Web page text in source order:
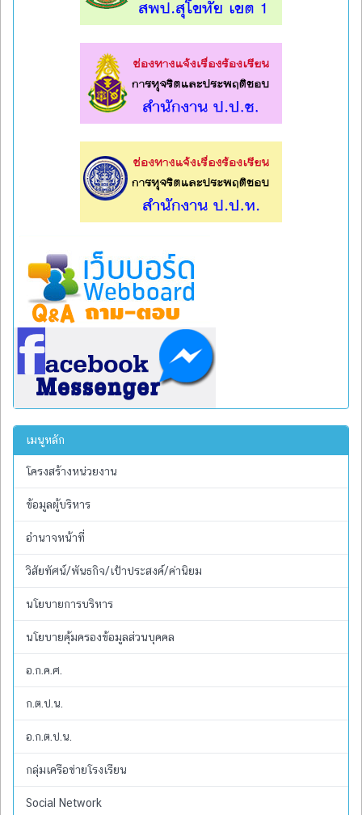
เมนูหลัก
โครงสร้างหน่วยงาน
ข้อมูลผู้บริหาร
อำนาจหน้าที่
วิสัยทัศน์/พันธกิจ/เป้าประสงค์/ค่านิยม
นโยบายการบริหาร
นโยบายคุ้มครองข้อมูลส่วนบุคคล
อ.ก.ค.ศ.
ก.ต.ป.น.
อ.ก.ต.ป.น.
กลุ่มเครือข่ายโรงเรียน
Social Network